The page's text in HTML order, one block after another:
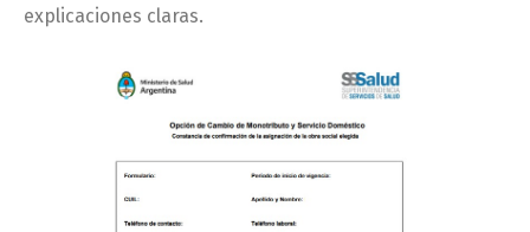
explicaciones claras.